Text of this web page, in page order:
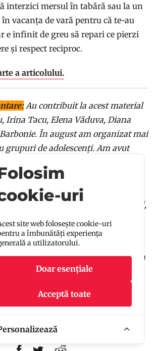
interzici mersul în tabără sau la un
vacanța de vară pentru că te-au
e infinit de greu să repari ce pierzi
și respect reciproc.
a articolului.
Au contribuit la acest material
Irina Tacu, Elena Văduva, Diana
În august am organizat mai
grupuri de adolescenți. Am avut
și conversații online. Unele
să-și menționeze numele întreg
contribui public la această
mulți au vrut să rămână anonimi,
pseudonime.
sunt suprapuneri de fotografii și
Andreea Cristea, Anca Țintea, Elena
și Matei Bumbuț în momente
și ale prietenilor lor.
uri
site web folosește cookie-uri
a îmbunătăți experiența
a utilizatorului.
Doar esențiale
Acceptă toate